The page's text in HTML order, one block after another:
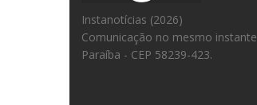
Instanotícias (2026)
Comunicação no mesmo instante
Paraíba - CEP 58239-423.